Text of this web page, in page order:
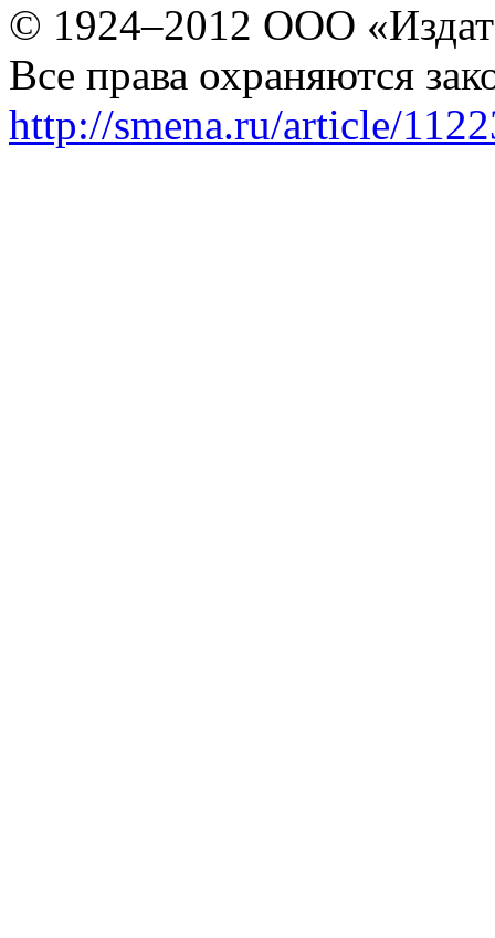
© 1924–2012 ООО
Все права охраняются
http://smena.ru/article/